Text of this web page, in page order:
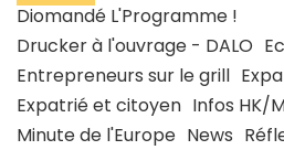
Diomandé L'Programme !
Drucker à l'ouvrage - DALO
Entrepreneurs sur le grill
Expatrié et citoyen Infos HK/
Minute de l'Europe News